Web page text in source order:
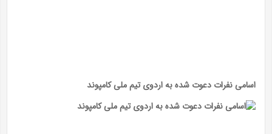
اسامی نفرات دعوت شده به اردوی تیم ملی کامپوند